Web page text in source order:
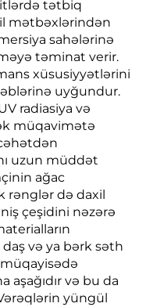
tətbiq
mətbəxlərindən
sahələrinə
təminat verir.
xüsusiyyətlərini
uyğundur.
radiasiya və
müqavimətə
uzun müddət
ağac
rənglər də daxil
çeşidini nəzərə
daş və ya bərk səth
aşağıdır və bu da
yüngül